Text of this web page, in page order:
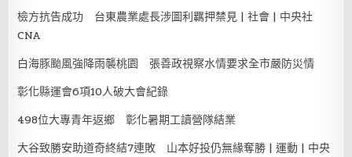
檢方抗告成功 台東農業處長涉圖利羈押禁見 | 社會 | 中央社
CNA
白海豚颱風強降雨襲桃園 張善政視察水情要求全市嚴防災情
彰化縣運會6項10人破大會紀錄
498位大專青年返鄉 彰化暑期工讀營隊結業
大谷致勝安助道奇終結7連敗 山本好投仍無緣奪勝 | 運動 | 中央